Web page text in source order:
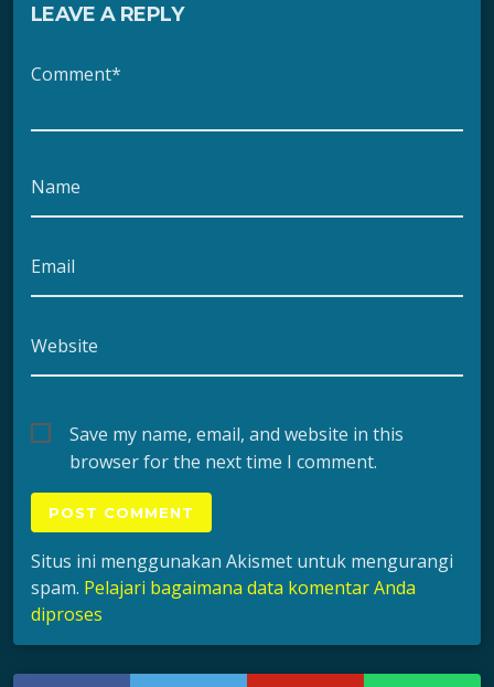
LEAVE A REPLY
Comment*
Name
Email
Website
Save my name, email, and website in this
browser for the next time I comment.
Situs ini menggunakan Akismet untuk mengurangi
spam. Pelajari bagaimana data komentar Anda
diproses